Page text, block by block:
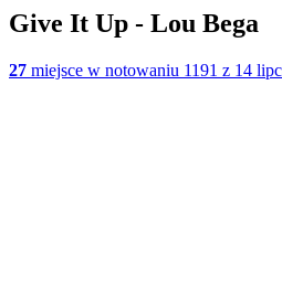
Give It Up - Lou Bega
27 miejsce w notowaniu 1191 z 14